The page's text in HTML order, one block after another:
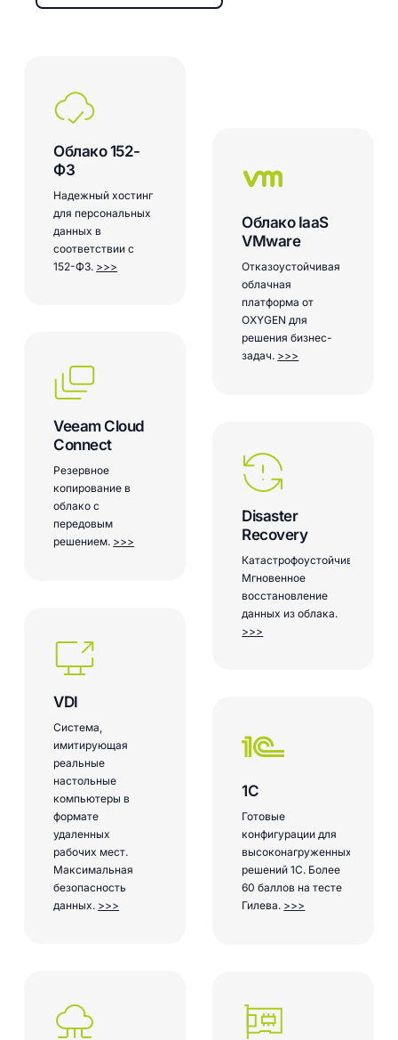
Облако 152-
ФЗ
Надежный хостинг
для персональных
данных в
соответствии с
152-ФЗ. >>>
Veeam Cloud
Connect
Резервное
копирование в
облако с
передовым
решением. >>>
VDI
Система,
имитирующая
реальные
настольные
компьютеры в
формате
удаленных
рабочих мест.
Максимальная
безопасность
данных. >>>
Облако IaaS
VMware
Отказоустойчивая
облачная
платформа от
OXYGEN для
решения бизнес-
задач. >>>
Disaster
Recovery
Катастрофоустойчивость.
Мгновенное
восстановление
данных из облака.
>>>
1С
Готовые
конфигурации для
высоконагруженных
решений 1С. Более
60 баллов на тесте
Гилева. >>>